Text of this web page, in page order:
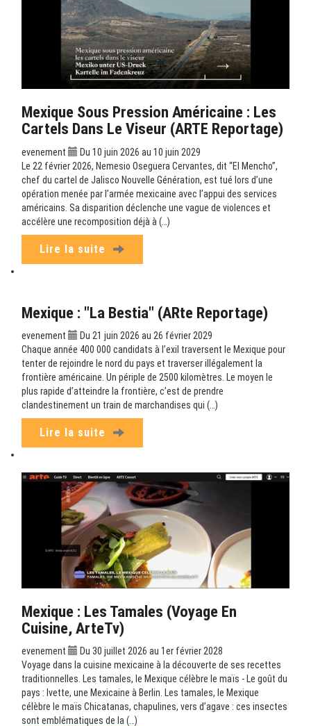
Mexique Sous Pression Américaine : Les
Cartels Dans Le Viseur (ARTE Reportage)
evenement
Du 10 juin 2026 au 10 juin 2029
Le 22 février 2026, Nemesio Oseguera Cervantes, dit “El Mencho”,
chef du cartel de Jalisco Nouvelle Génération, est tué lors d’une
opération menée par l’armée mexicaine avec l’appui des services
américains. Sa disparition déclenche une vague de violences et
accélère une recomposition déjà à (…)
Lire la suite
Mexique : "La Bestia" (ARte Reportage)
evenement
Du 21 juin 2026 au 26 février 2029
Chaque année 400 000 candidats à l’exil traversent le Mexique pour
tenter de rejoindre le nord du pays et traverser illégalement la
frontière américaine. Un périple de 2500 kilomètres. Le moyen le
plus rapide d’atteindre la frontière, c’est de prendre
clandestinement un train de marchandises qui (…)
Lire la suite
Mexique : Les Tamales (Voyage En
Cuisine, ArteTv)
evenement
Du 30 juillet 2026 au 1er février 2028
Voyage dans la cuisine mexicaine à la découverte de ses recettes
traditionnelles. Les tamales, le Mexique célèbre le maïs - Le goût du
pays : Ivette, une Mexicaine à Berlin. Les tamales, le Mexique
célèbre le maïs Chicatanas, chapulines, vers d’agave : ces insectes
sont emblématiques de la (…)